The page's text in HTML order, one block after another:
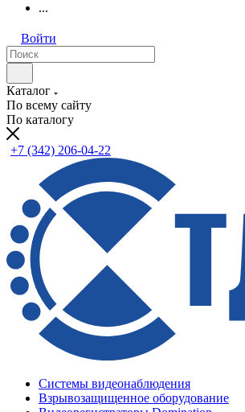
...
Войти
Каталог
По всему сайту
По каталогу
+7 (342) 206-04-22
Системы видеонаблюдения
Взрывозащищенное оборудование